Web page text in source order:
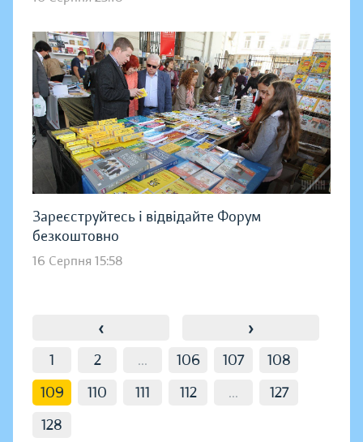
Зареєструйтесь і відвідайте Форум
безкоштовно
16 Серпня 15:58
‹
1 2 ... 106 107
108
109
110 111 112 ...
127
128
›